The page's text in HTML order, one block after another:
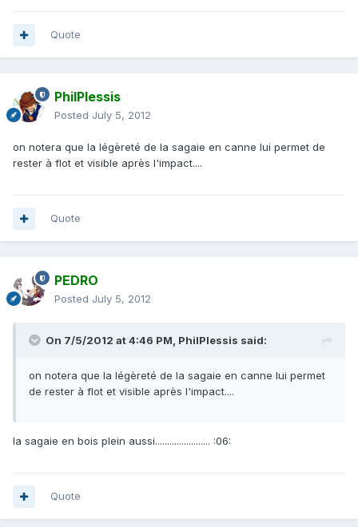
Quote
PhilPlessis
Posted July 5, 2012
on notera que la légèreté de la sagaie en canne lui permet de
rester à flot et visible après l'impact....
Quote
PEDRO
Posted July 5, 2012
On 7/5/2012 at 4:46 PM, PhilPlessis said:
on notera que la légèreté de la sagaie en canne lui permet
de rester à flot et visible après l'impact....
la sagaie en bois plein aussi....................... :06:
Quote